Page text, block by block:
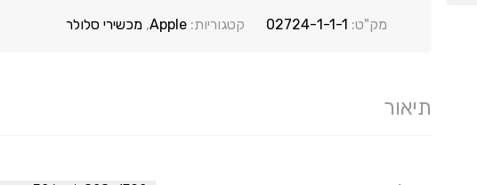
מק"ט: 02724-1-1-1 קטגוריות: Apple
, מכשירי סלולר
תיאור